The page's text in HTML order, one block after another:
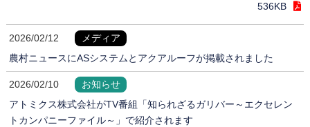
536KB
2026/02/12
メディア
農村ニュースにASシステムとアクアルーフが掲載されました
2026/02/10
お知らせ
アトミクス株式会社がTV番組「知られざるガリバー～エクセレン
トカンパニーファイル～」で紹介されます